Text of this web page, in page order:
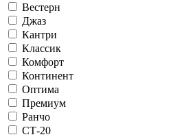
Вестерн
Джаз
Кантри
Классик
Комфорт
Континент
Оптима
Премиум
Ранчо
СТ-20